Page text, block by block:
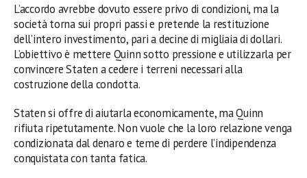
L’accordo avrebbe dovuto essere privo di condizioni, ma la
società torna sui propri passi e pretende la restituzione
dell’intero investimento, pari a decine di migliaia di dollari.
L’obiettivo è mettere Quinn sotto pressione e utilizzarla per
convincere Staten a cedere i terreni necessari alla
costruzione della condotta.
Staten si offre di aiutarla economicamente, ma Quinn
rifiuta ripetutamente. Non vuole che la loro relazione venga
condizionata dal denaro e teme di perdere l’indipendenza
conquistata con tanta fatica.